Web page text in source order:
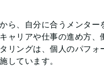
、自分に合うメンター
ャリアや仕事の進め方
リングは、個人のパフ
しています。